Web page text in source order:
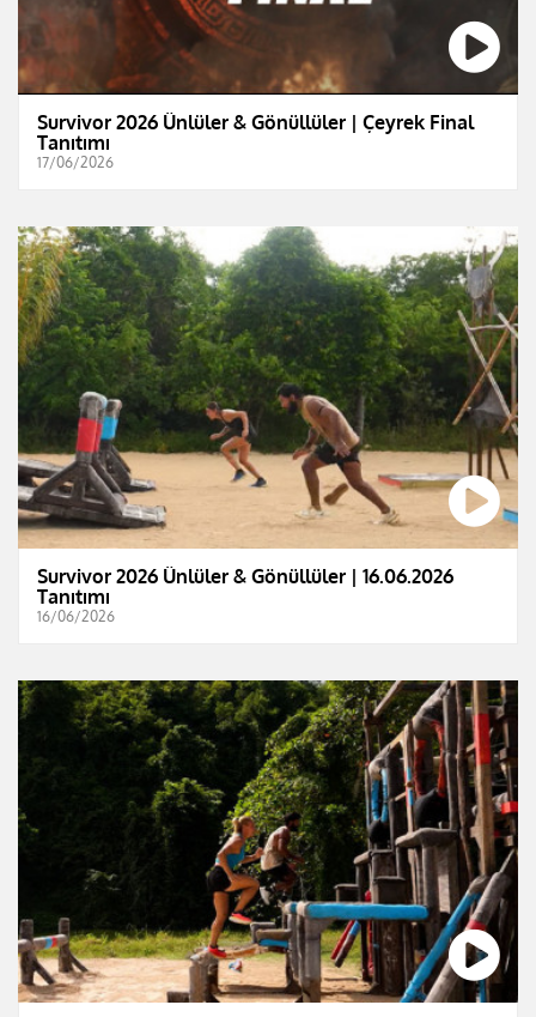
Survivor 2026 Ünlüler & Gönüllüler | Çeyrek Final
Tanıtımı
17/06/2026
Survivor 2026 Ünlüler & Gönüllüler | 16.06.2026
Tanıtımı
16/06/2026